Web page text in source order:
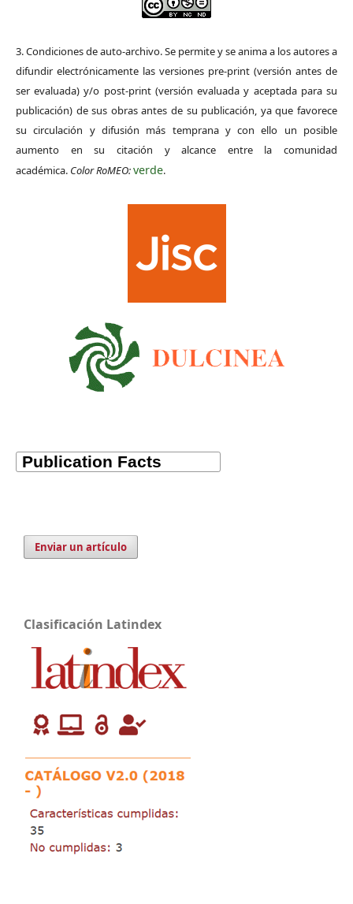
3. Condiciones de auto-archivo. Se permite y se anima a los autores a
difundir electrónicamente las versiones pre-print (versión antes de
ser evaluada) y/o post-print (versión evaluada y aceptada para su
publicación) de sus obras antes de su publicación, ya que favorece
su circulación y difusión más temprana y con ello un posible
aumento en su citación y alcance entre la comunidad
académica. Color RoMEO:verde.
Enviar un artículo
Clasificación Latindex